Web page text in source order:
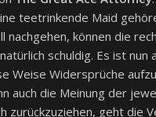
teetrinkende Maid
nachgehen, können die
schuldig. Es ist
Weise Widersprüche
auch die Meinung der
zurückzuziehen, geht die